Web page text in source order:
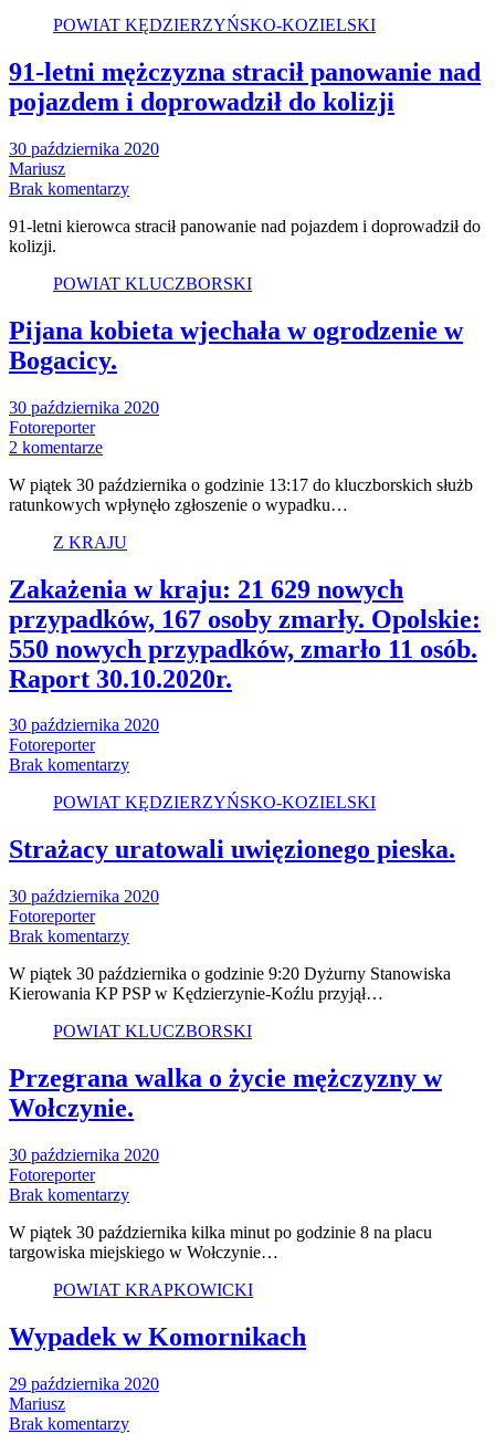
POWIAT KĘDZIERZYŃSKO-KOZIELSKI
91-letni mężczyzna stracił panowanie nad
pojazdem i doprowadził do kolizji
30 października 2020
Mariusz
Brak komentarzy
91-letni kierowca stracił panowanie nad pojazdem i doprowadził do
kolizji.
POWIAT KLUCZBORSKI
Pijana kobieta wjechała w ogrodzenie w
Bogacicy.
30 października 2020
Fotoreporter
2 komentarze
W piątek 30 października o godzinie 13:17 do kluczborskich służb
ratunkowych wpłynęło zgłoszenie o wypadku…
Z KRAJU
Zakażenia w kraju: 21 629 nowych
przypadków, 167 osoby zmarły. Opolskie:
550 nowych przypadków, zmarło 11 osób.
Raport 30.10.2020r.
30 października 2020
Fotoreporter
Brak komentarzy
POWIAT KĘDZIERZYŃSKO-KOZIELSKI
Strażacy uratowali uwięzionego pieska.
30 października 2020
Fotoreporter
Brak komentarzy
W piątek 30 października o godzinie 9:20 Dyżurny Stanowiska
Kierowania KP PSP w Kędzierzynie-Koźlu przyjął…
POWIAT KLUCZBORSKI
Przegrana walka o życie mężczyzny w
Wołczynie.
30 października 2020
Fotoreporter
Brak komentarzy
W piątek 30 października kilka minut po godzinie 8 na placu
targowiska miejskiego w Wołczynie…
POWIAT KRAPKOWICKI
Wypadek w Komornikach
29 października 2020
Mariusz
Brak komentarzy